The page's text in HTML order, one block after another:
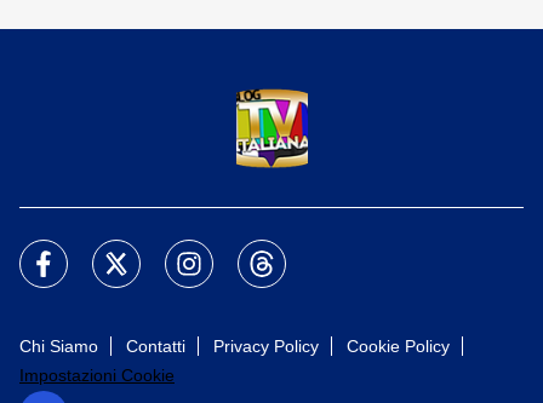
Chi Siamo Contatti Privacy Policy
Cookie Policy
Impostazioni Cookie